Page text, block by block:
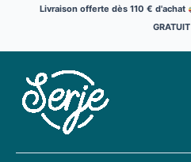
Livraison offerte dès 110 € d'achat
GRATUIT